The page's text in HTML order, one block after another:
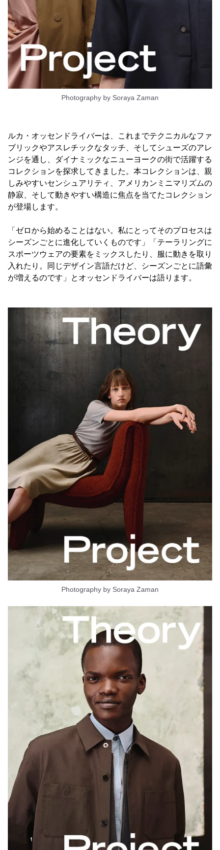
Photography by Soraya Zaman
ルカ・オッセンドライバーは、これまでテクニカルなファ
ブリックやアスレチックなタッチ、そしてシューズのアレ
ンジを通し、ダイナミックなニューヨークの街で活躍する
コレクションを探求してきました。本コレクションは、親
しみやすいセンシュアリティ、アメリカンミニマリズムの
静寂、そして動きやすい構造に焦点を当てたコレクション
が登場します。
「ゼロから始めることはない。私にとってそのプロセスは
シーズンごとに進化していくものです」「テーラリングに
スポーツウェアの要素をミックスしたり、服に動きを取り
入れたり。同じデザイン言語だけど、シーズンごとに語彙
が増えるのです」とオッセンドライバーは語ります。
Photography by Soraya Zaman